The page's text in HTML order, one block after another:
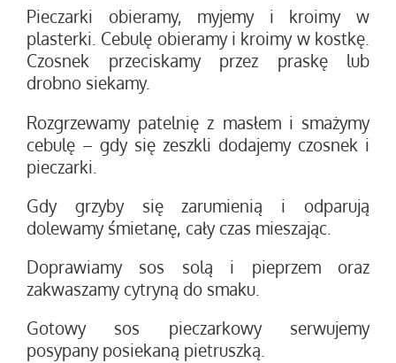
Pieczarki obieramy, myjemy i kroimy w
plasterki. Cebulę obieramy i kroimy w kostkę.
Czosnek przeciskamy przez praskę lub
drobno siekamy.
Rozgrzewamy patelnię z masłem i smażymy
cebulę – gdy się zeszkli dodajemy czosnek i
pieczarki.
Gdy grzyby się zarumienią i odparują
dolewamy śmietanę, cały czas mieszając.
Doprawiamy sos solą i pieprzem oraz
zakwaszamy cytryną do smaku.
Gotowy sos pieczarkowy serwujemy
posypany posiekaną pietruszką.